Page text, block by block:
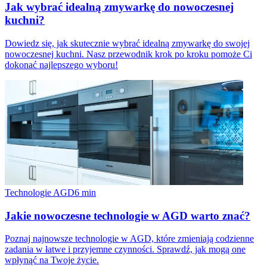
Jak wybrać idealną zmywarkę do nowoczesnej
kuchni?
Dowiedz się, jak skutecznie wybrać idealną zmywarkę do swojej
nowoczesnej kuchni. Nasz przewodnik krok po kroku pomoże Ci
dokonać najlepszego wyboru!
Technologie AGD6 min
Jakie nowoczesne technologie w AGD warto znać?
Poznaj najnowsze technologie w AGD, które zmieniają codzienne
zadania w łatwe i przyjemne czynności. Sprawdź, jak mogą one
wpłynąć na Twoje życie.